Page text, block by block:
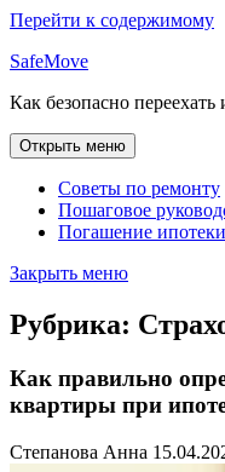
Перейти к содержимому
SafeMove
Как безопасно переехать
Открыть меню
Советы по ремонту
Пошаговое
Погашение ипотеки
Закрыть меню
Рубрика:
Как правильно
квартиры при
Степанова Анна